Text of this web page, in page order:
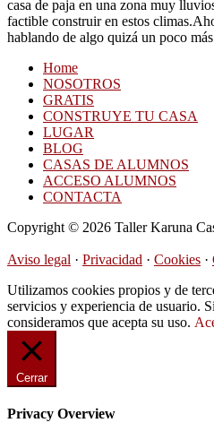
casa de paja en una zona muy
factible construir en estos
hablando de algo quizá un poco
Home
NOSOTROS
GRATIS
CONSTRUYE TU CASA
LUGAR
BLOG
CASAS DE ALUMNOS
ACCESO ALUMNOS
CONTACTA
Copyright © 2026 Taller Karuna
Aviso legal · Privacidad · Cookies ·
Utilizamos cookies propios y de
servicios y experiencia de usuario.
consideramos que acepta su uso.
Cerrar
Privacy Overview